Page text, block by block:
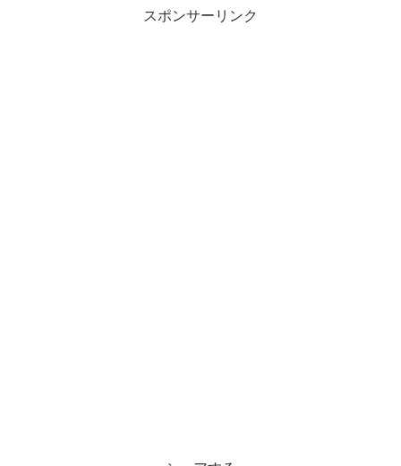
スポンサーリンク